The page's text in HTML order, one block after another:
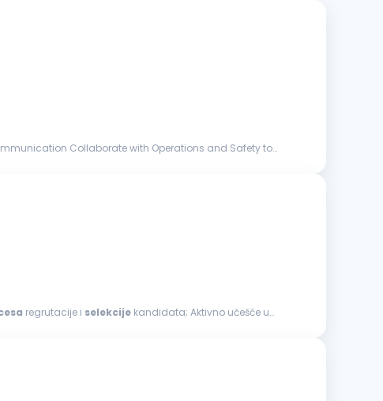
Collaborate with Operations and Safety to
regrutacije i selekcije kandidata; Aktivno učešće u